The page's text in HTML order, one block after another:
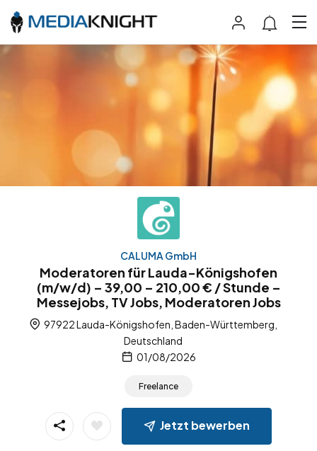
CALUMA GmbH
Moderatoren für Lauda-Königshofen
(m/w/d) – 39,00 – 210,00 € / Stunde –
Messejobs, TV Jobs, Moderatoren Jobs
97922 Lauda-Königshofen, Baden-Württemberg,
Deutschland
01/08/2026
Freelance
Jetzt bewerben